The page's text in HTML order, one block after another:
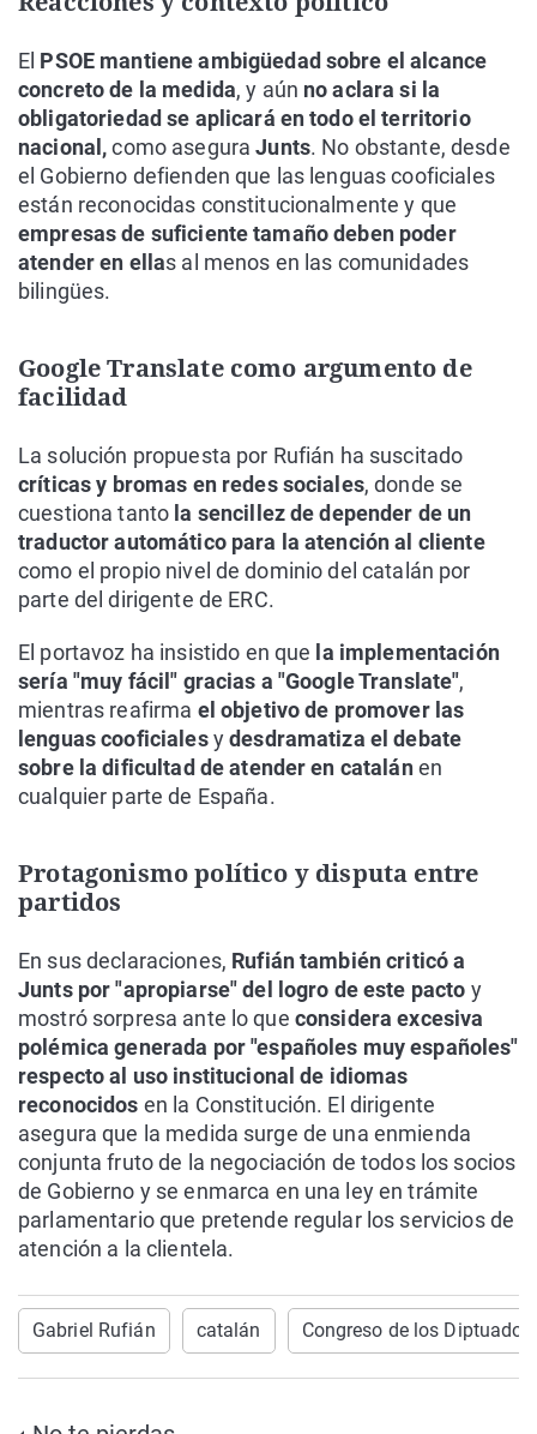
El PSOE mantiene ambigüedad sobre el alcance
concreto de la medida, y aún no aclara si la
obligatoriedad se aplicará en todo el territorio
nacional,como aseguraJunts. No obstante, desde
el Gobierno defienden que las lenguas cooficiales
están reconocidas constitucionalmente y que
empresas de suficiente tamaño deben poder
atender en ellas al menos en las comunidades
bilingües.
Google Translate como argumento de
facilidad
La solución propuesta por Rufián ha suscitado
críticas y bromas en redes sociales, donde se
cuestiona tanto la sencillez de depender de un
traductor automático para la atención al cliente
como el propio nivel de dominio del catalán por
parte del dirigente de ERC.
El portavoz ha insistido en que la implementación
sería "muy fácil" gracias a "Google Translate",
mientras reafirma el objetivo de promover las
lenguas cooficialesydesdramatiza el debate
sobre la dificultad de atender en catalánen
cualquier parte de España.
Protagonismo político y disputa entre
partidos
En sus declaraciones, Rufián también criticó a
Junts por "apropiarse" del logro de este pacto y
mostró sorpresa ante lo que considera excesiva
polémica generada por "españoles muy españoles"
respecto al uso institucional de idiomas
reconocidos en la Constitución. El dirigente
asegura que la medida surge de una enmienda
conjunta fruto de la negociación de todos los socios
de Gobierno y se enmarca en una ley en trámite
parlamentario que pretende regular los servicios de
atención a la clientela.
Gabriel Rufián catalán Congreso de los Diptuados